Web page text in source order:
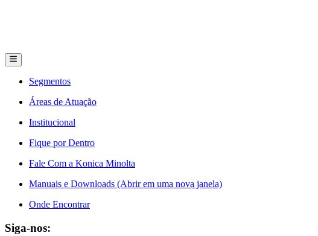
Segmentos
Áreas de Atuação
Institucional
Fique por Dentro
Fale Com a Konica Minolta
Manuais e Downloads (Abrir em uma nova janela)
Onde Encontrar
Siga-nos: